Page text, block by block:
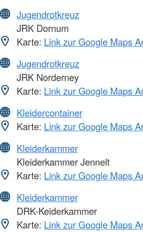
Jugendrotkreuz
JRK Dornum
Karte: Link zur Google Maps
Jugendrotkreuz
JRK Norderney
Karte: Link zur Google Maps
Kleidercontainer
Karte: Link zur Google Maps
Kleiderkammer
Kleiderkammer Jennelt
Karte: Link zur Google Maps
Kleiderkammer
DRK-Keiderkammer
Karte: Link zur Google Maps